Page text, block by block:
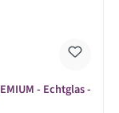
- Echtglas -